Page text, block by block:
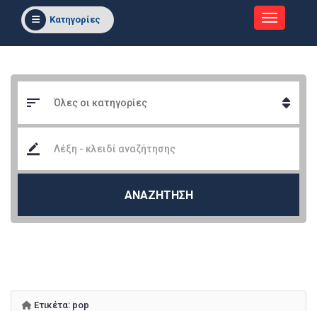
Κατηγορίες
ΑΝΑΖΗΤΗΣΗ
Ετικέτα: pop